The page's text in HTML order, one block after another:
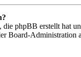
phpBB erstellt hat
Board-